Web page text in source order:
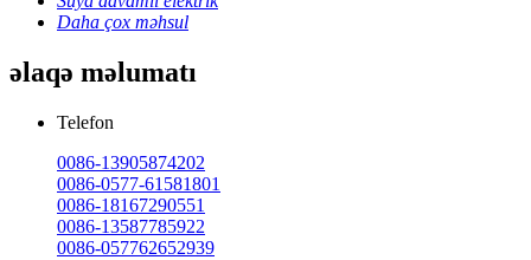
Daha çox məhsul
əlaqə məlumatı
Telefon
0086-13905874202
0086-0577-61581801
0086-18167290551
0086-13587785922
0086-057762652939